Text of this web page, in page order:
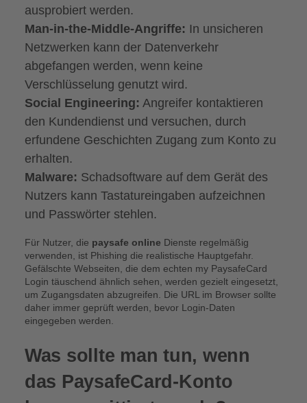
ausprobiert werden.
Man-in-the-Middle-Angriffe: In unsicheren
Netzwerken kann der Datenverkehr
abgefangen werden, wenn keine
Verschlüsselung genutzt wird.
Social Engineering: Angreifer kontaktieren
den Kundendienst und versuchen, durch
erfundene Geschichten Zugang zum Konto zu
erhalten.
Malware: Schadsoftware auf dem Gerät des
Nutzers kann Tastatureingaben aufzeichnen
und Passwörter stehlen.
Für Nutzer, die paysafe online Dienste regelmäßig
verwenden, ist Phishing die realistische Hauptgefahr.
Gefälschte Webseiten, die dem echten my PaysafeCard
Login täuschend ähnlich sehen, werden gezielt eingesetzt,
um Zugangsdaten abzugreifen. Die URL im Browser sollte
daher immer geprüft werden, bevor Login-Daten
eingegeben werden.
Was sollte man tun, wenn
das PaysafeCard-Konto